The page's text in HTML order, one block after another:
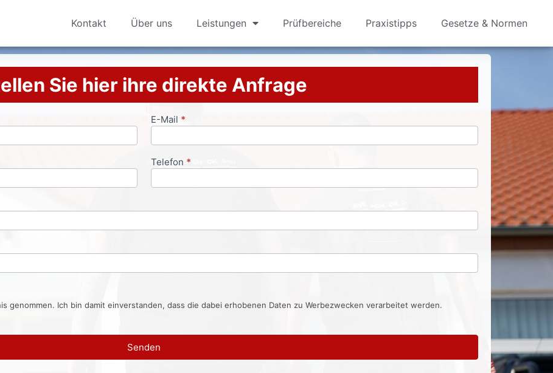
Kontakt Über uns Leistungen Prüfbereiche Praxistipps Gesetze & Normen
Sie hier ihre direkte Anfrage
E-Mail *
Telefon *
genommen. Ich bin damit einverstanden, dass die dabei erhobenen Daten zu Werbezwecken verarbeitet werden.
Senden